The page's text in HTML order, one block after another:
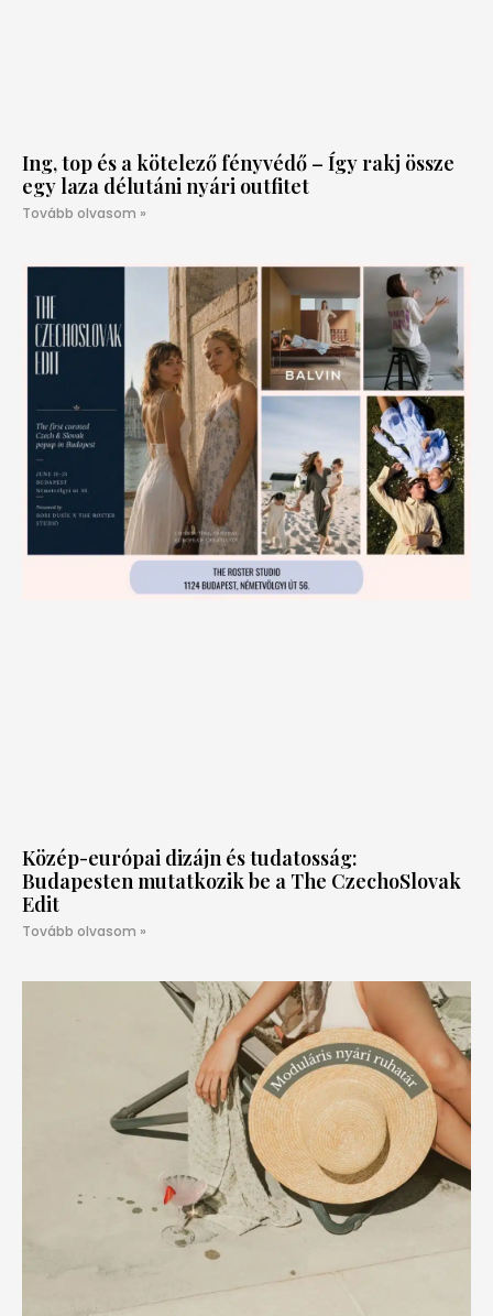
Ing, top és a kötelező fényvédő – Így rakj össze
egy laza délutáni nyári outfitet
Tovább olvasom »
Közép-európai dizájn és tudatosság:
Budapesten mutatkozik be a The CzechoSlovak
Edit
Tovább olvasom »